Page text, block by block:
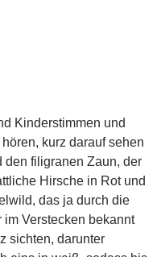
Kinderstimmen und
kurz darauf sehen
den filigranen Zaun, der
Hirsche in Rot und
das ja durch die
Verstecken bekannt
sichten, darunter